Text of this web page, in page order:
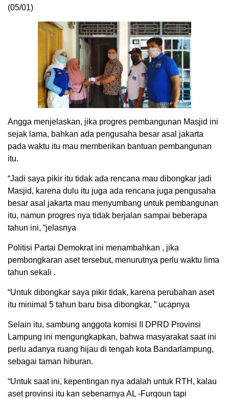
(05/01)
Angga menjelaskan, jika progres pembangunan Masjid ini
sejak lama, bahkan ada pengusaha besar asal jakarta
pada waktu itu mau memberikan bantuan pembangunan
itu.
“Jadi saya pikir itu tidak ada rencana mau dibongkar jadi
Masjid, karena dulu itu juga ada rencana juga pengusaha
besar asal jakarta mau menyumbang untuk pembangunan
itu, namun progres nya tidak berjalan sampai beberapa
tahun ini, “jelasnya
Politisi Partai Demokrat ini menambahkan , jika
pembongkaran aset tersebut, menurutnya perlu waktu lima
tahun sekali .
“Untuk dibongkar saya pikir tidak, karena perubahan aset
itu minimal 5 tahun baru bisa dibongkar, ” ucapnya
Selain itu, sambung anggota komisi II DPRD Provinsi
Lampung ini mengungkapkan, bahwa masyarakat saat ini
perlu adanya ruang hijau di tengah kota Bandarlampung,
sebagai taman hiburan.
“Untuk saat ini, kepentingan nya adalah untuk RTH, kalau
aset provinsi itu kan sebenarnya AL -Furqoun tapi